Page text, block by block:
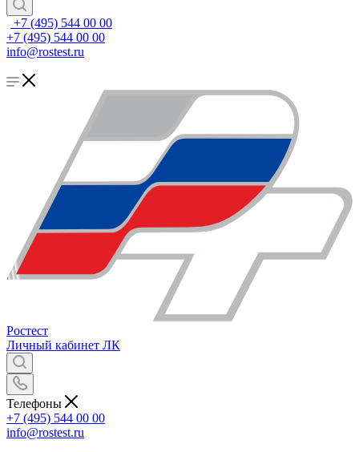
+7 (495) 544 00 00
+7 (495) 544 00 00
info@rostest.ru
Ростест
Личный кабинет ЛК
Телефоны
+7 (495) 544 00 00
info@rostest.ru